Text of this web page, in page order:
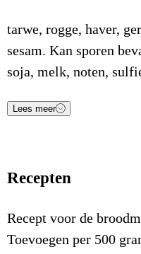
tarwe, rogge, haver,
sesam. Kan sporen
soja, melk, noten,
Voedingsstof
Energie (Kcal)
Waarvan verzadigde
Lees meer
Recepten
Recept voor de
Toevoegen per 500